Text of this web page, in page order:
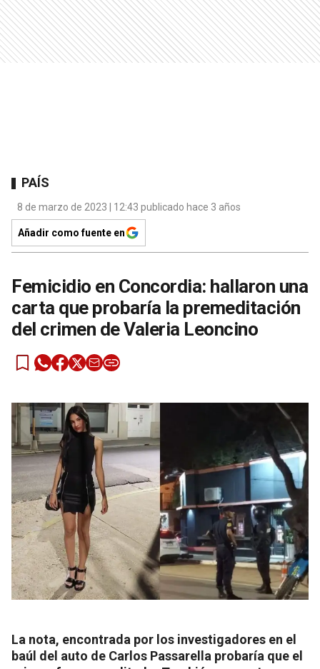
PAÍS
8 de marzo de 2023 | 12:43 publicado hace 3 años
Añadir como fuente en
Femicidio en Concordia: hallaron una
carta que probaría la premeditación
del crimen de Valeria Leoncino
La nota, encontrada por los investigadores en el
baúl del auto de Carlos Passarella probaría que el